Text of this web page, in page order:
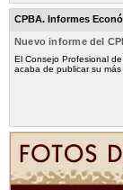
CPBA. Informes
Nuevo informe del
El Consejo Profesional
acaba de publicar su